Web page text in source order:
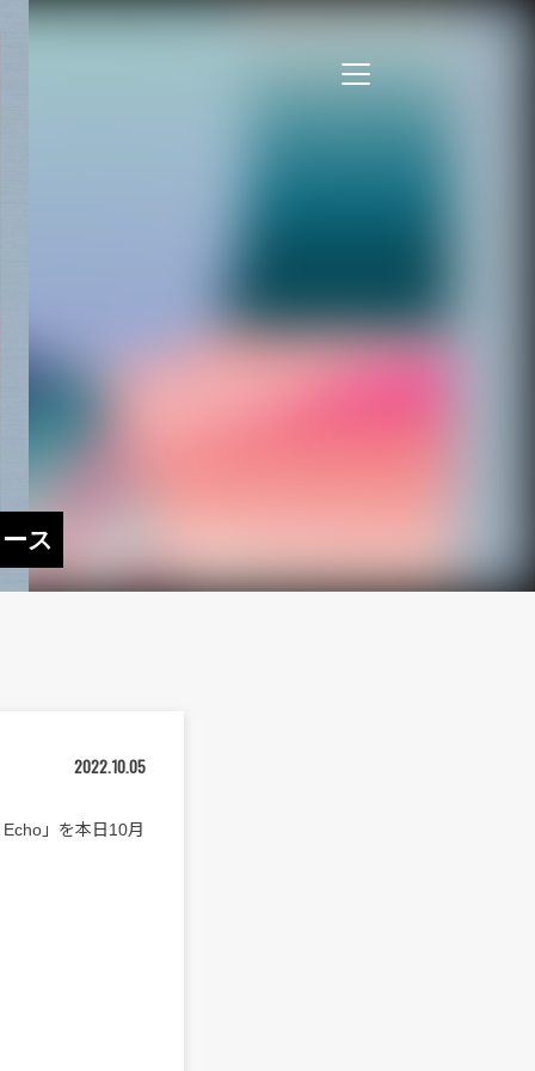
ス
2022.10.05
」を本日10月